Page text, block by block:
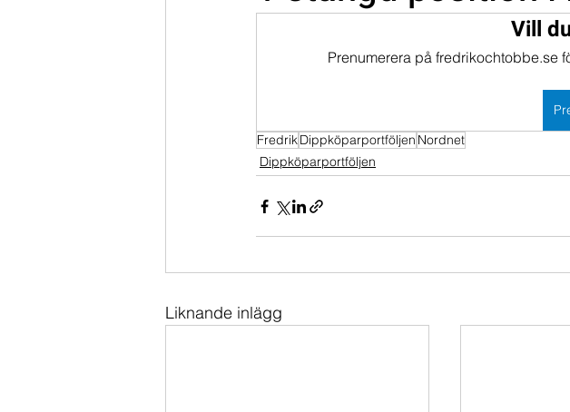
Portföljer
Vill
Prenumerera på fredrikochtobbe.se
FredrikDippköparportföljen Nordnet
Dippköparportföljen
Liknande inlägg